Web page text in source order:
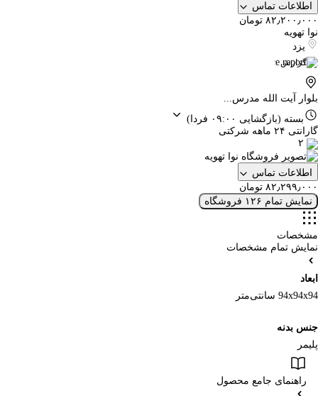
اطلاعات تماس
۸۲٫۲۰۰٫۰۰۰ تومان
نوا تهویه
یزد
گزارش
بلوار آیت الله مدرس...
بسته (بازگشایی ۰۹:۰۰ فردا)
گارانتی ۲۴ ماهه شرکتی
۲
اطلاعات تماس
۸۲٫۲۹۹٫۰۰۰ تومان
نمایش تمام ۱۲۶ فروشگاه
مشخصات
نمایش تمام مشخصات
ابعاد
94x94x94 سانتی‌متر
جنس بدنه
پلیمر
راهنمای جامع محصول